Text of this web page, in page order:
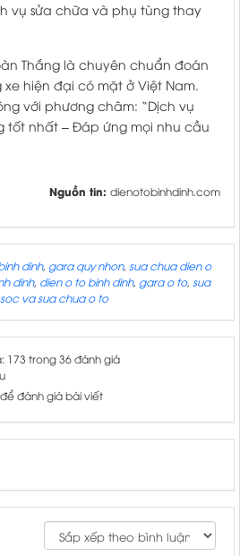
vụ sửa chữa và phụ tùng thay
Thắng là chuyên chuẩn đoán
hiện đại có mặt ở Việt Nam.
với phương châm: “Dịch vụ
tốt nhất – Đáp ứng mọi nhu cầu
Nguồn tin: dienotobinhdinh.com
dinh, gara quy nhon, sua chua dien o
dinh, dien o to binh dinh, gara o to, sua
va sua chua o to
173 trong 36 đánh giá
đánh giá bài viết